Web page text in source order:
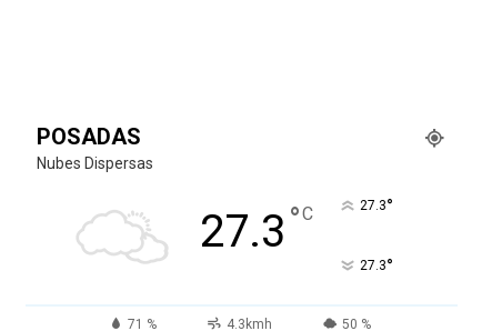
POSADAS
Nubes Dispersas
27.3 °C 27.3°
27.3°
71 % 4.3kmh 50 %